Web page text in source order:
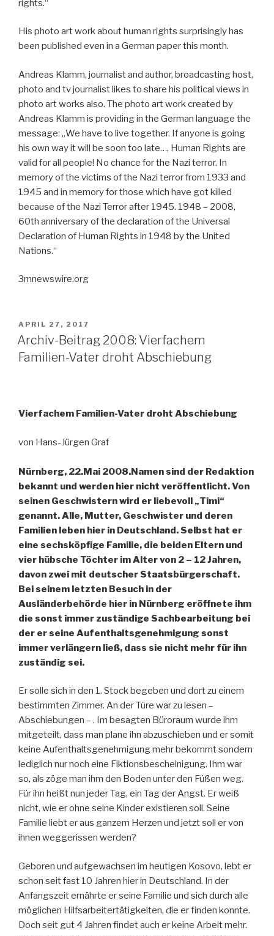
rights.“
His photo art work about human rights surprisingly has
been published even in a German paper this month.
Andreas Klamm, journalist and author, broadcasting host,
photo and tv journalist likes to share his political views in
photo art works also. The photo art work created by
Andreas Klamm is providing in the German language the
message: „We have to live together. If anyone is going
his own way it will be soon too late…, Human Rights are
valid for all people! No chance for the Nazi terror. In
memory of the victims of the Nazi terror from 1933 and
1945 and in memory for those which have got killed
because of the Nazi Terror after 1945. 1948 – 2008,
60th anniversary of the declaration of the Universal
Declaration of Human Rights in 1948 by the United
Nations.“
3mnewswire.org
VERÖFFENTLICHT
AM
APRIL 27, 2017
Archiv-Beitrag 2008: Vierfachem
Familien-Vater droht Abschiebung
Vierfachem Familien-Vater droht Abschiebung
von Hans-Jürgen Graf
Nürnberg, 22.Mai 2008.Namen sind der Redaktion
bekannt und werden hier nicht veröffentlicht. Von
seinen Geschwistern wird er liebevoll „Timi“
genannt. Alle, Mutter, Geschwister und deren
Familien leben hier in Deutschland. Selbst hat er
eine sechsköpfige Familie, die beiden Eltern und
vier hübsche Töchter im Alter von 2 – 12 Jahren,
davon zwei mit deutscher Staatsbürgerschaft.
Bei seinem letzten Besuch in der
Ausländerbehörde hier in Nürnberg eröffnete ihm
die sonst immer zuständige Sachbearbeitung bei
der er seine Aufenthaltsgenehmigung sonst
immer verlängern ließ, dass sie nicht mehr für ihn
zuständig sei.
Er solle sich in den 1. Stock begeben und dort zu einem
bestimmten Zimmer. An der Türe war zu lesen –
Abschiebungen – . Im besagten Büroraum wurde ihm
mitgeteilt, dass man plane ihn abzuschieben und er somit
keine Aufenthaltsgenehmigung mehr bekommt sondern
lediglich nur noch eine Fiktionsbescheinigung. Ihm war
so, als zöge man ihm den Boden unter den Füßen weg.
Für ihn heißt nun jeder Tag, ein Tag der Angst. Er weiß
nicht, wie er ohne seine Kinder existieren soll. Seine
Familie liebt er aus ganzem Herzen und jetzt soll er von
ihnen weggerissen werden?
Geboren und aufgewachsen im heutigen Kosovo, lebt er
schon seit fast 10 Jahren hier in Deutschland. In der
Anfangszeit ernährte er seine Familie und sich durch alle
möglichen Hilfsarbeitertätigkeiten, die er finden konnte.
Doch seit gut 4 Jahren findet auch er keine Arbeit mehr.